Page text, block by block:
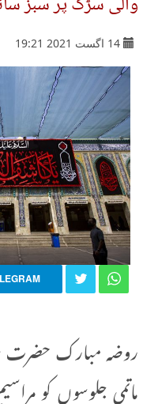
14 اگست 2021 19:21
روضہ مبارک حضرت
ماتمی جلوسوں کو